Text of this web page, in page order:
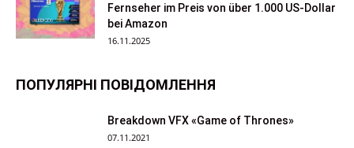
Fernseher im Preis von über 1.000 US-Dollar
bei Amazon
16.11.2025
ПОПУЛЯРНІ ПОВІДОМЛЕННЯ
Breakdown VFX «Game of Thrones»
07.11.2021